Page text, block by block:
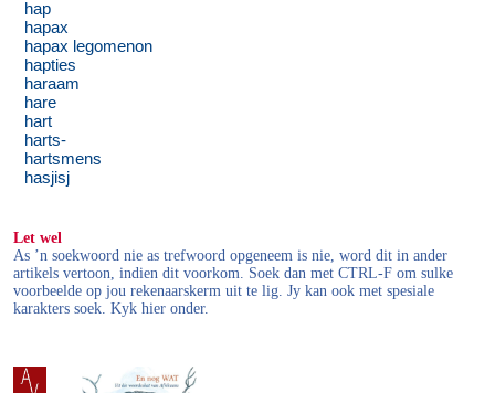
hap
hapax
hapax legomenon
hapties
haraam
hare
hart
harts-
hartsmens
hasjisj
Let wel
As ’n soekwoord nie as trefwoord opgeneem is nie, word dit in ander
artikels vertoon, indien dit voorkom. Soek dan met CTRL-F om sulke
voorbeelde op jou rekenaarskerm uit te lig. Jy kan ook met spesiale
karakters soek. Kyk hier onder.